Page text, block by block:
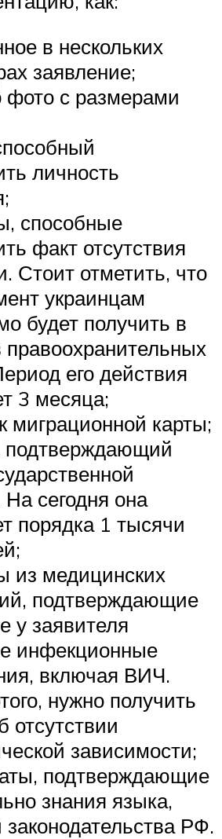
в нескольких
заявление;
фото с размерами
личность
способные
факт отсутствия
Стоит отметить, что
украинцам
будет получить в
правоохранительных
его действия
3 месяца;
миграционной карты;
подтверждающий
сегодня она
порядка 1 тысячи
из медицинских
подтверждающие
у заявителя
инфекционные
включая ВИЧ.
нужно получить
отсутствии
зависимости;
подтверждающие
знания языка,
законодательства РФ.